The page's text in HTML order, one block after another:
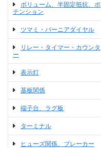
ボリューム、半固定抵抗、ポ
テンション
ツマミ・バーニアダイヤル
リレー・タイマー・カウンタ
ー
表示灯
基板関係
端子台、ラグ板
ターミナル
ヒューズ関係、ブレーカー